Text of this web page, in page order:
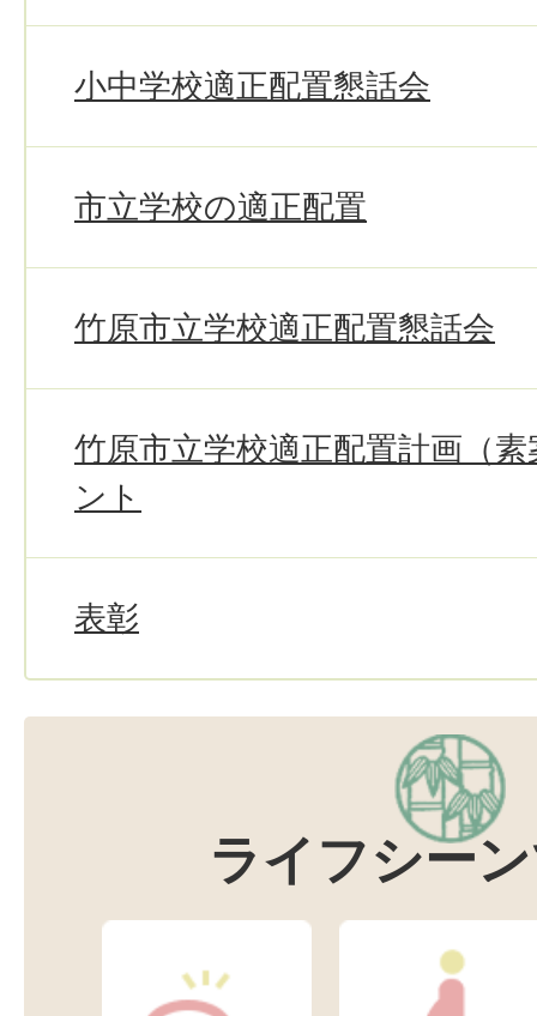
小中学校適正配置懇話会
市立学校の適正配置
竹原市立学校適正配置懇話会
竹原市立学校適正配置計画（
ント
表彰
ライフシー